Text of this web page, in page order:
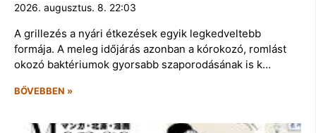
2026. augusztus. 8. 22:03
A grillezés a nyári étkezések egyik legkedveltebb
formája. A meleg időjárás azonban a kórokozó, romlást
okozó baktériumok gyorsabb szaporodásának is k…
BŐVEBBEN »